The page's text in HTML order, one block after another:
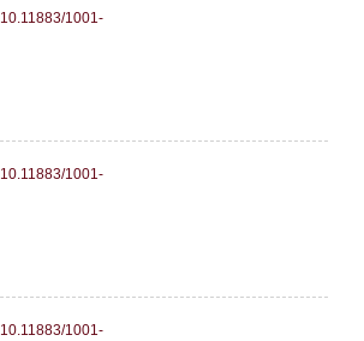
10.11883/1001-
10.11883/1001-
10.11883/1001-